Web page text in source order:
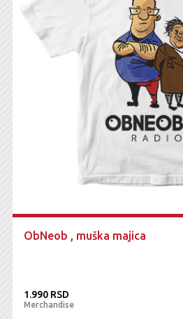
ObNeob , muška majica
1.990 RSD
Merchandise